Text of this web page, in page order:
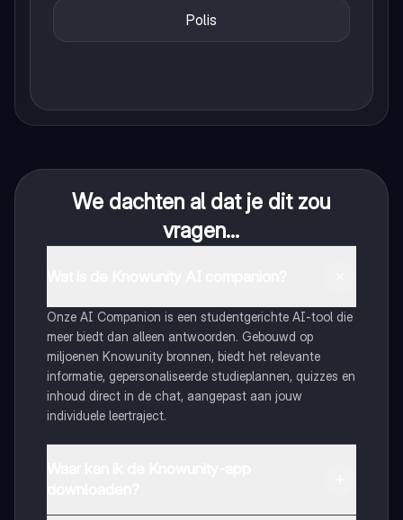
Polis
We dachten al dat je dit zou
vragen...
Onze AI Companion is een studentgerichte AI-tool die
meer biedt dan alleen antwoorden. Gebouwd op
miljoenen Knowunity bronnen, biedt het relevante
informatie, gepersonaliseerde studieplannen, quizzes en
inhoud direct in de chat, aangepast aan jouw
individuele leertraject.